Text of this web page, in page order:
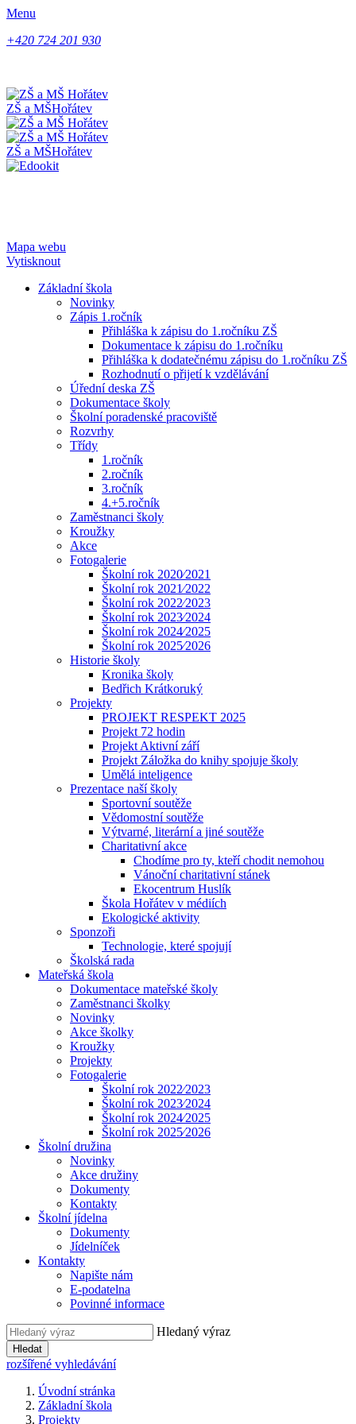
Menu
+420 724 201 930
ZŠ a MŠHořátev
ZŠ a MŠHořátev
Mapa webu
Vytisknout
Základní škola
Novinky
Zápis 1.ročník
Přihláška k zápisu do 1.ročníku ZŠ
Dokumentace k zápisu do 1.ročníku
Přihláška k dodatečnému zápisu do 1.ročníku ZŠ
Rozhodnutí o přijetí k vzdělávání
Úřední deska ZŠ
Dokumentace školy
Školní poradenské pracoviště
Rozvrhy
Třídy
1.ročník
2.ročník
3.ročník
4.+5.ročník
Zaměstnanci školy
Kroužky
Akce
Fotogalerie
Školní rok 2020⁄2021
Školní rok 2021⁄2022
Školní rok 2022⁄2023
Školní rok 2023⁄2024
Školní rok 2024⁄2025
Školní rok 2025⁄2026
Historie školy
Kronika školy
Bedřich Krátkoruký
Projekty
PROJEKT RESPEKT 2025
Projekt 72 hodin
Projekt Aktivní září
Projekt Záložka do knihy spojuje školy
Umělá inteligence
Prezentace naší školy
Sportovní soutěže
Vědomostní soutěže
Výtvarné, literární a jiné soutěže
Charitativní akce
Chodíme pro ty, kteří chodit nemohou
Vánoční charitativní stánek
Ekocentrum Huslík
Škola Hořátev v médiích
Ekologické aktivity
Sponzoři
Technologie, které spojují
Školská rada
Mateřská škola
Dokumentace mateřské školy
Zaměstnanci školky
Novinky
Akce školky
Kroužky
Projekty
Fotogalerie
Školní rok 2022⁄2023
Školní rok 2023⁄2024
Školní rok 2024⁄2025
Školní rok 2025⁄2026
Školní družina
Novinky
Akce družiny
Dokumenty
Kontakty
Školní jídelna
Dokumenty
Jídelníček
Kontakty
Napište nám
E-podatelna
Povinné informace
Hledaný výraz
Hledat
rozšířené vyhledávání
Úvodní stránka
Základní škola
Projekty